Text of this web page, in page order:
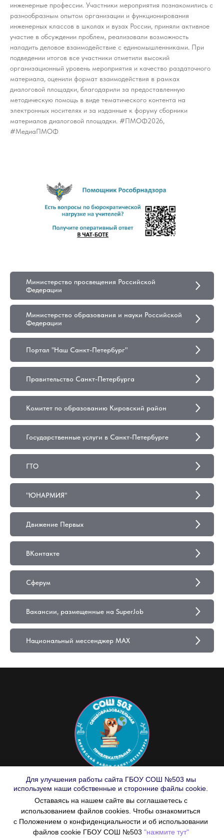
инженерные профессии. Участники мероприятия познакомились с
разнообразным опытом организации и функционирования
инженерных классов в школах и вузах России, приняли активное
участие в обсуждении проблем, реализовали возможность
наладить деловое взаимодействие с единомышленниками. При
подведении итогов все участники отметили высокий
организационный уровень мероприятия и качество раздаточного
материала, оценили формат взаимодействия в рамках
диалоговой площадки, благодарили за предоставленную
методическую помощь в виде тематического контента на
электронных носителях и за изданные к форуму сборники
материалов диалоговой площадки. #ПМОФ2026,
#МедиаПМОФ
Министерство просвещения Российской
Федерации
Министерство образования и науки Российской
Федерации
Портал "Наш Санкт-Петербург"
Правительство Санкт-Петербурга
Комитет по образованию Кировский район
Государственные услуги в Санкт-Петербурге
ГТО
"ЮНАРМИЯ"
Движение Первых
ВКонтакте
Сферум
Вакансии, размещенные на SuperJob
Национальный мессенджер MAX
© ГБОУ СОШ №503
общеобразовательная школа №503
Кировского района
Санкт - Петербурга
198207, Санкт-Петербург,
Ленинский проспект, д. 123, литер А;
Для улучшения работы сайта ГБОУ СОШ №503 мы
используем наши собственные и сторонние файлы cookie.
Оставаясь на нашем сайте вы соглашаетесь с
использованием файлов cookies. Чтобы ознакомиться
с Положением о конфиденциальности и об использовании
файлов cookie ГБОУ СОШ №503 "нажмите тут"